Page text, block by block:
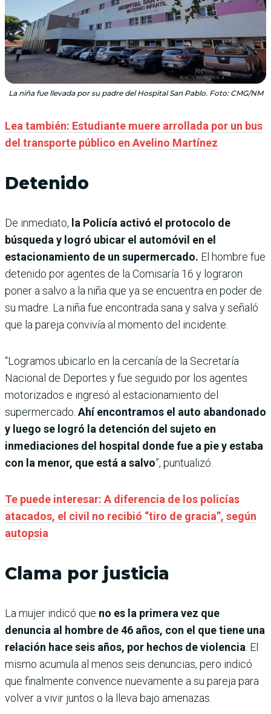
La niña fue llevada por su padre del Hospital San Pablo. Foto: CMG/NM
Lea también: Estudiante muere arrollada por un bus
del transporte público en Avelino Martínez
Detenido
De inmediato, la Policía activó el protocolo de
búsqueda y logró ubicar el automóvil en el
estacionamiento de un supermercado. El hombre fue
detenido por agentes de la Comisaría 16 y lograron
poner a salvo a la niña que ya se encuentra en poder de
su madre. La niña fue encontrada sana y salva y señaló
que la pareja convivía al momento del incidente.
“Logramos ubicarlo en la cercanía de la Secretaría
Nacional de Deportes y fue seguido por los agentes
motorizados e ingresó al estacionamiento del
supermercado. Ahí encontramos el auto abandonado
y luego se logró la detención del sujeto en
inmediaciones del hospital donde fue a pie y estaba
con la menor, que está a salvo”, puntualizó.
Te puede interesar: A diferencia de los policías
atacados, el civil no recibió “tiro de gracia”, según
autopsia
Clama por justicia
La mujer indicó que no es la primera vez que
denuncia al hombre de 46 años, con el que tiene una
relación hace seis años, por hechos de violencia. El
mismo acumula al menos seis denuncias, pero indicó
que finalmente convence nuevamente a su pareja para
volver a vivir juntos o la lleva bajo amenazas.